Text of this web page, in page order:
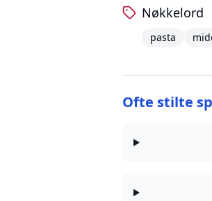
Nøkkelord
pasta
Ofte stilte